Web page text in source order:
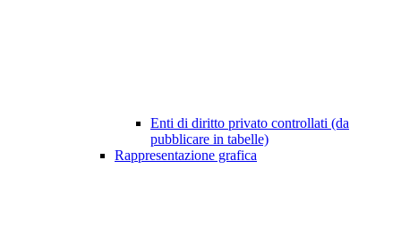
Enti di diritto privato controllati (da
pubblicare in tabelle)
Rappresentazione grafica